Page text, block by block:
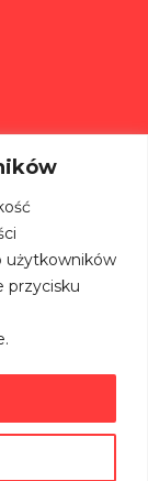
użytkowników
przycisku